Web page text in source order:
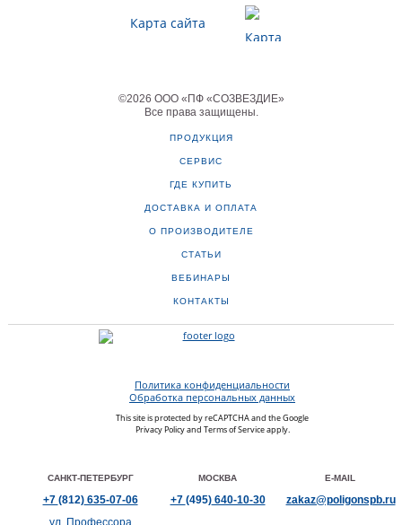
Карта сайта
©2026 ООО «ПФ «СОЗВЕЗДИЕ»
Все права защищены
ПРОДУКЦИЯ
СЕРВИС
ГДЕ КУПИТЬ
ДОСТАВКА И ОПЛАТА
О ПРОИЗВОДИТЕЛЕ
СТАТЬИ
ВЕБИНАРЫ
КОНТАКТЫ
Политика конфиденциальности
Обработка персональных данных
This site is protected by reCAPTCHA and the Google
Privacy Policyand Terms of Serviceapply.
САНКТ-ПЕТЕРБУРГ
+7 (812)635-07-06
ул. Профессора
МОСКВА
+7 (495)640-10-30
E-MAIL
zakaz@poligonspb.ru